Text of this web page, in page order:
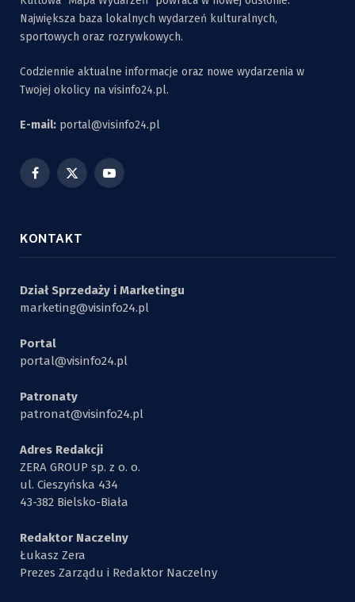
Największa baza lokalnych wydarzeń kulturalnych,
sportowych oraz rozrywkowych.
Codziennie aktualne informacje oraz nowe wydarzenia w
Twojej okolicy na visinfo24.pl.
E-mail: portal@visinfo24.pl
Facebook
X
YouTube
KONTAKT
Dział Sprzedaży i Marketingu
marketing@visinfo24.pl
Portal
portal@visinfo24.pl
Patronaty
patronat@visinfo24.pl
Adres Redakcji
ZERA GROUP sp. z o. o.
ul. Cieszyńska 434
43-382 Bielsko-Biała
Redaktor Naczelny
Łukasz Zera
Prezes Zarządu i Redaktor Naczelny